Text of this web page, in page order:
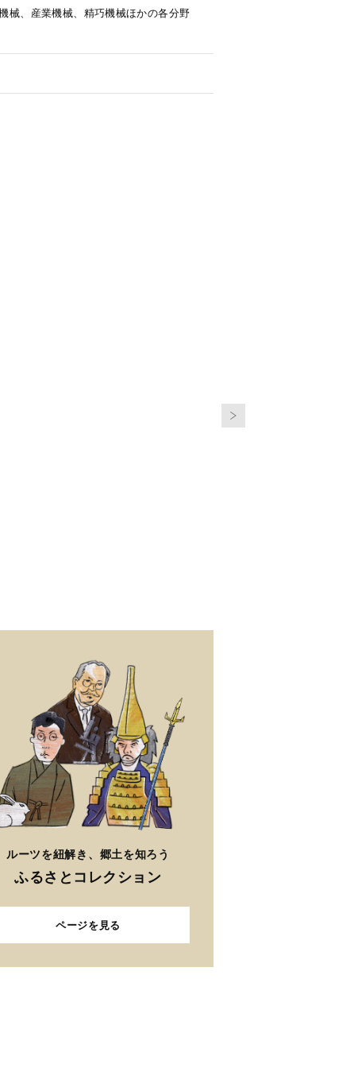
械、産業機械、精巧機械ほかの各分野
ルーツを紐解き、郷土を知ろう
ふるさとコレクション
ページを見る